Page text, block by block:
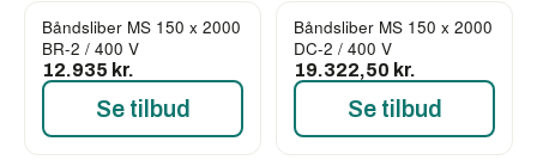
Båndsliber MS 150 x 2000
BR-2 / 400 V
12.935 kr.
Se tilbud
Båndsliber MS 150 x 2000
DC-2 / 400 V
19.322,50 kr.
Se tilbud